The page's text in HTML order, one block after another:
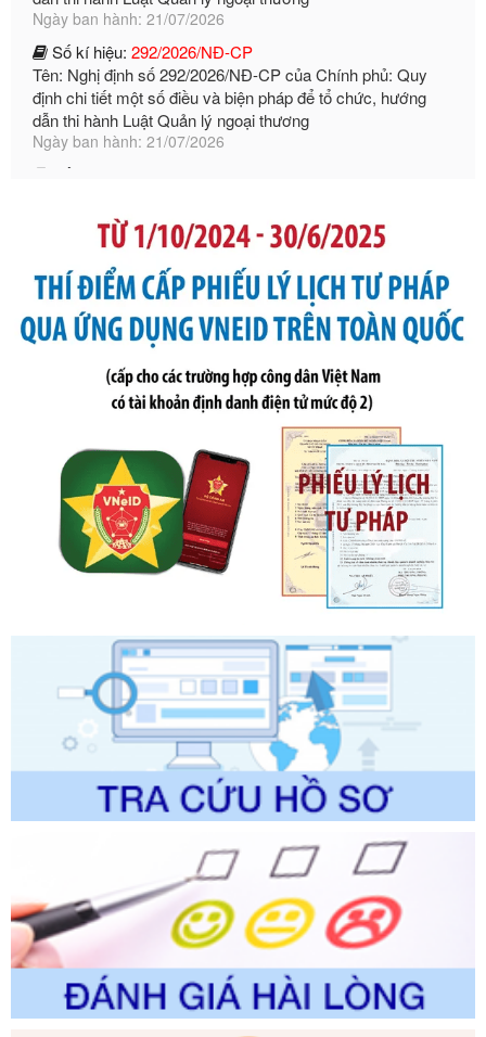
Tên: Nghị định số 292/2026/NĐ-CP của Chính phủ: Quy
định chi tiết một số điều và biện pháp để tổ chức, hướng
dẫn thi hành Luật Quản lý ngoại thương
Ngày ban hành: 21/07/2026
Số kí hiệu:105/2026/TT-BTC
Tên: Thông tư số 105/2026/TT-BTC của Bộ Tài chính: Bãi
bỏ Thông tư số 87/2019/TT- BТC ngày 19 tháng 12 năm
2019 của Bộ trưởng Bộ Tài chính hướng dẫn thực hiện xử
Ngày ban hành: 21/07/2026
Số kí hiệu: 291/2026/NĐ-CP
Tên: Nghị định số 291/2026/NĐ-CP của Chính phủ: Sửa
đổi, bổ sung một số điều của Nghị định số 125/2020/NĐ-СР
ngày 19 tháng 10 năm 2020 của Chính phủ quy định xử
phạt vi phạm hành chính về thuế, hóa đơn được sửa đổi, bổ
sung bởi Nghị định số 102/2021/NĐ-CP
Ngày ban hành: 20/07/2026
2303/QĐ-UBND
Tên: Quyết định công bố Danh mục thủ tục hành chính mới
ban hành, được sửa đổi, bổ sung, bị bãi bỏ và phê duyệt
Quy trình nội bộ, quy trình điện tử giải quyết thủ tục hành
chính trong một số lĩnh vực thuộc phạm vi chức năng quản
lý của Sở Văn hóa, Thể tha
Ngày ban hành: 01/06/2026
Tên: Quyết định công bố Danh mục thủ tục hành chính
được sửa đổi, bổ sung và phê duyệt Quy trình nội bộ, quy
trình điện tử giải quyết thủ tục hành chính trong lĩnh vực Du
lịch thuộc phạm vi chức năng quản lý của Sở Văn hóa, Thể
thao và Du lịch
Ngày ban hành: 01/06/2026
Số kí hiệu:
2310/QĐ-UBND
Tên: Về việc công bố Danh mục thủ tục hành chính sửa
đổi, bổ sung và phê duyệt Quy trình nội bộ, quy trình điện tử
trong giải quyết thủtục hành chính lĩnh vực biến đổi khí hậu
thuộc phạm vi giải quyết của Sở Nông nghiệp và Môi
Ngày ban hành: 01/06/2026
Số kí hiệu:
2300/QĐ-UBND
Tên: V/v công bố danh mục thủ tục hành chính được sửa
đổi, bổ sung và phê duyệt quy trình nội bộ, quy trình điện tử
giải quyết thủ tục hành chính trong lĩnh vực Luật sư thuộc
phạm vi chức năng quản lý của Sở Tư pháp